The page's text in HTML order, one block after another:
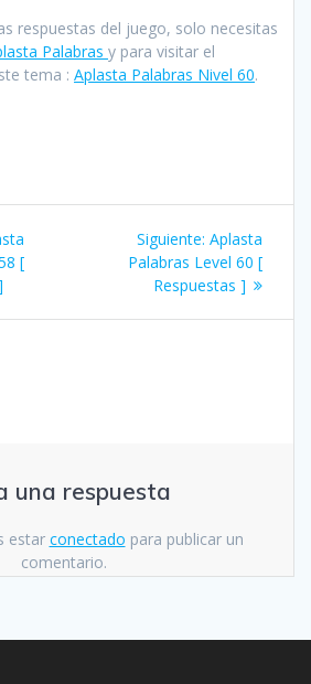
respuestas del juego, solo necesitas
Palabras y para visitar el
tema : Aplasta Palabras Nivel 60.
[
Siguiente: Siguiente
entrada:
Aplasta
Palabras Level 60 [
Respuestas ]
una respuesta
estar conectado para publicar un
comentario.